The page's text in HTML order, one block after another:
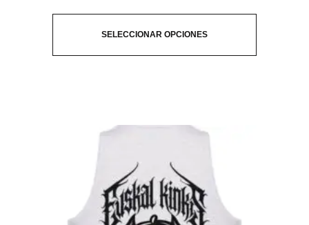
SELECCIONAR OPCIONES